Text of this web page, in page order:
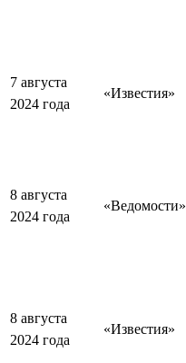
7 августа
2024 года
«Известия»
8 августа
2024 года
«Ведомости»
8 августа
2024 года
«Известия»